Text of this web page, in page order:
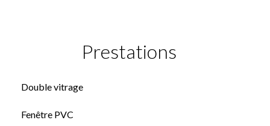
Prestations
Double vitrage
Fenêtre PVC